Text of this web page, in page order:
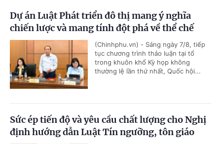
Dự án Luật Phát triển đô thị mang ý nghĩa
chiến lược và mang tính đột phá về thể chế
(Chinhphu.vn) - Sáng ngày 7/8, tiếp
tục chương trình thảo luận tại tổ
trong khuôn khổ Kỳ họp không
thường lệ lần thứ nhất, Quốc hội...
Sức ép tiến độ và yêu cầu chất lượng cho Nghị
định hướng dẫn Luật Tín ngưỡng, tôn giáo